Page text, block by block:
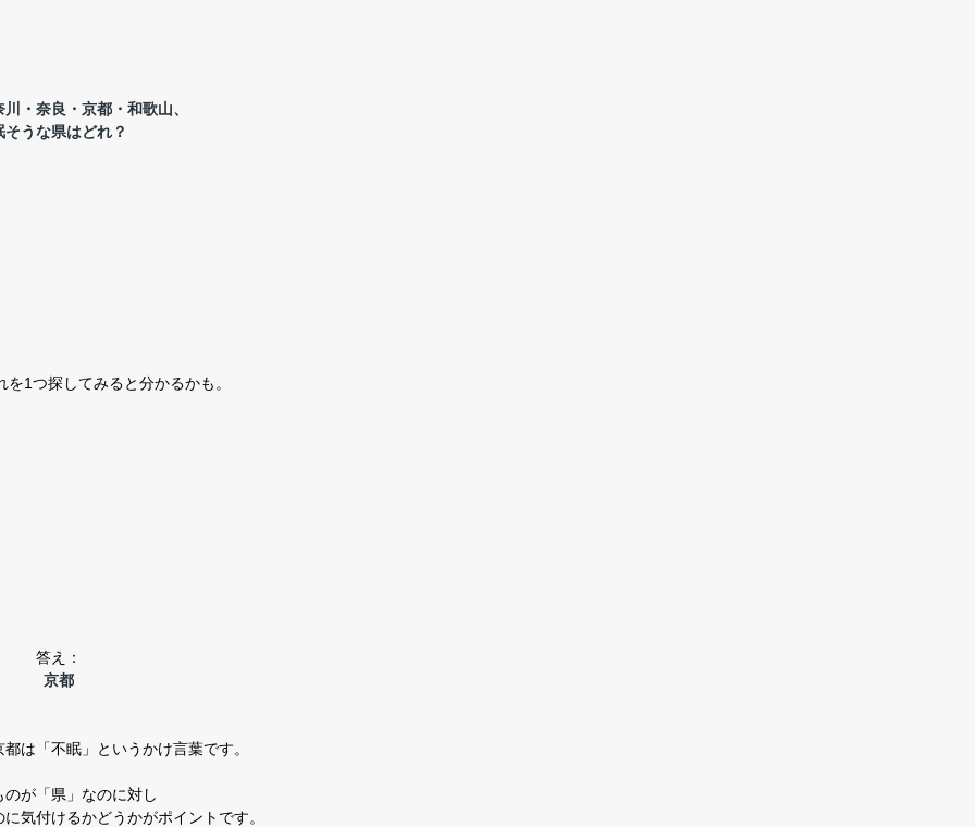
・奈良・京都・和歌山、
そうな県はどれ？
を1つ探してみると分かるかも。
答え：
京都
は「不眠」というかけ言葉です。
のが「県」なのに対し
気付けるかどうかがポイントです。